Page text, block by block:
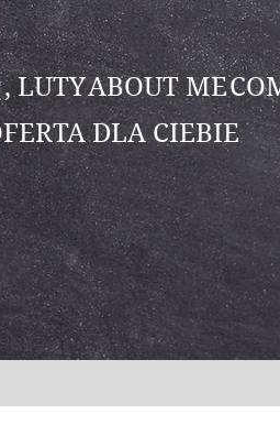
LUTYABOUT ME
DLA CIEBIE